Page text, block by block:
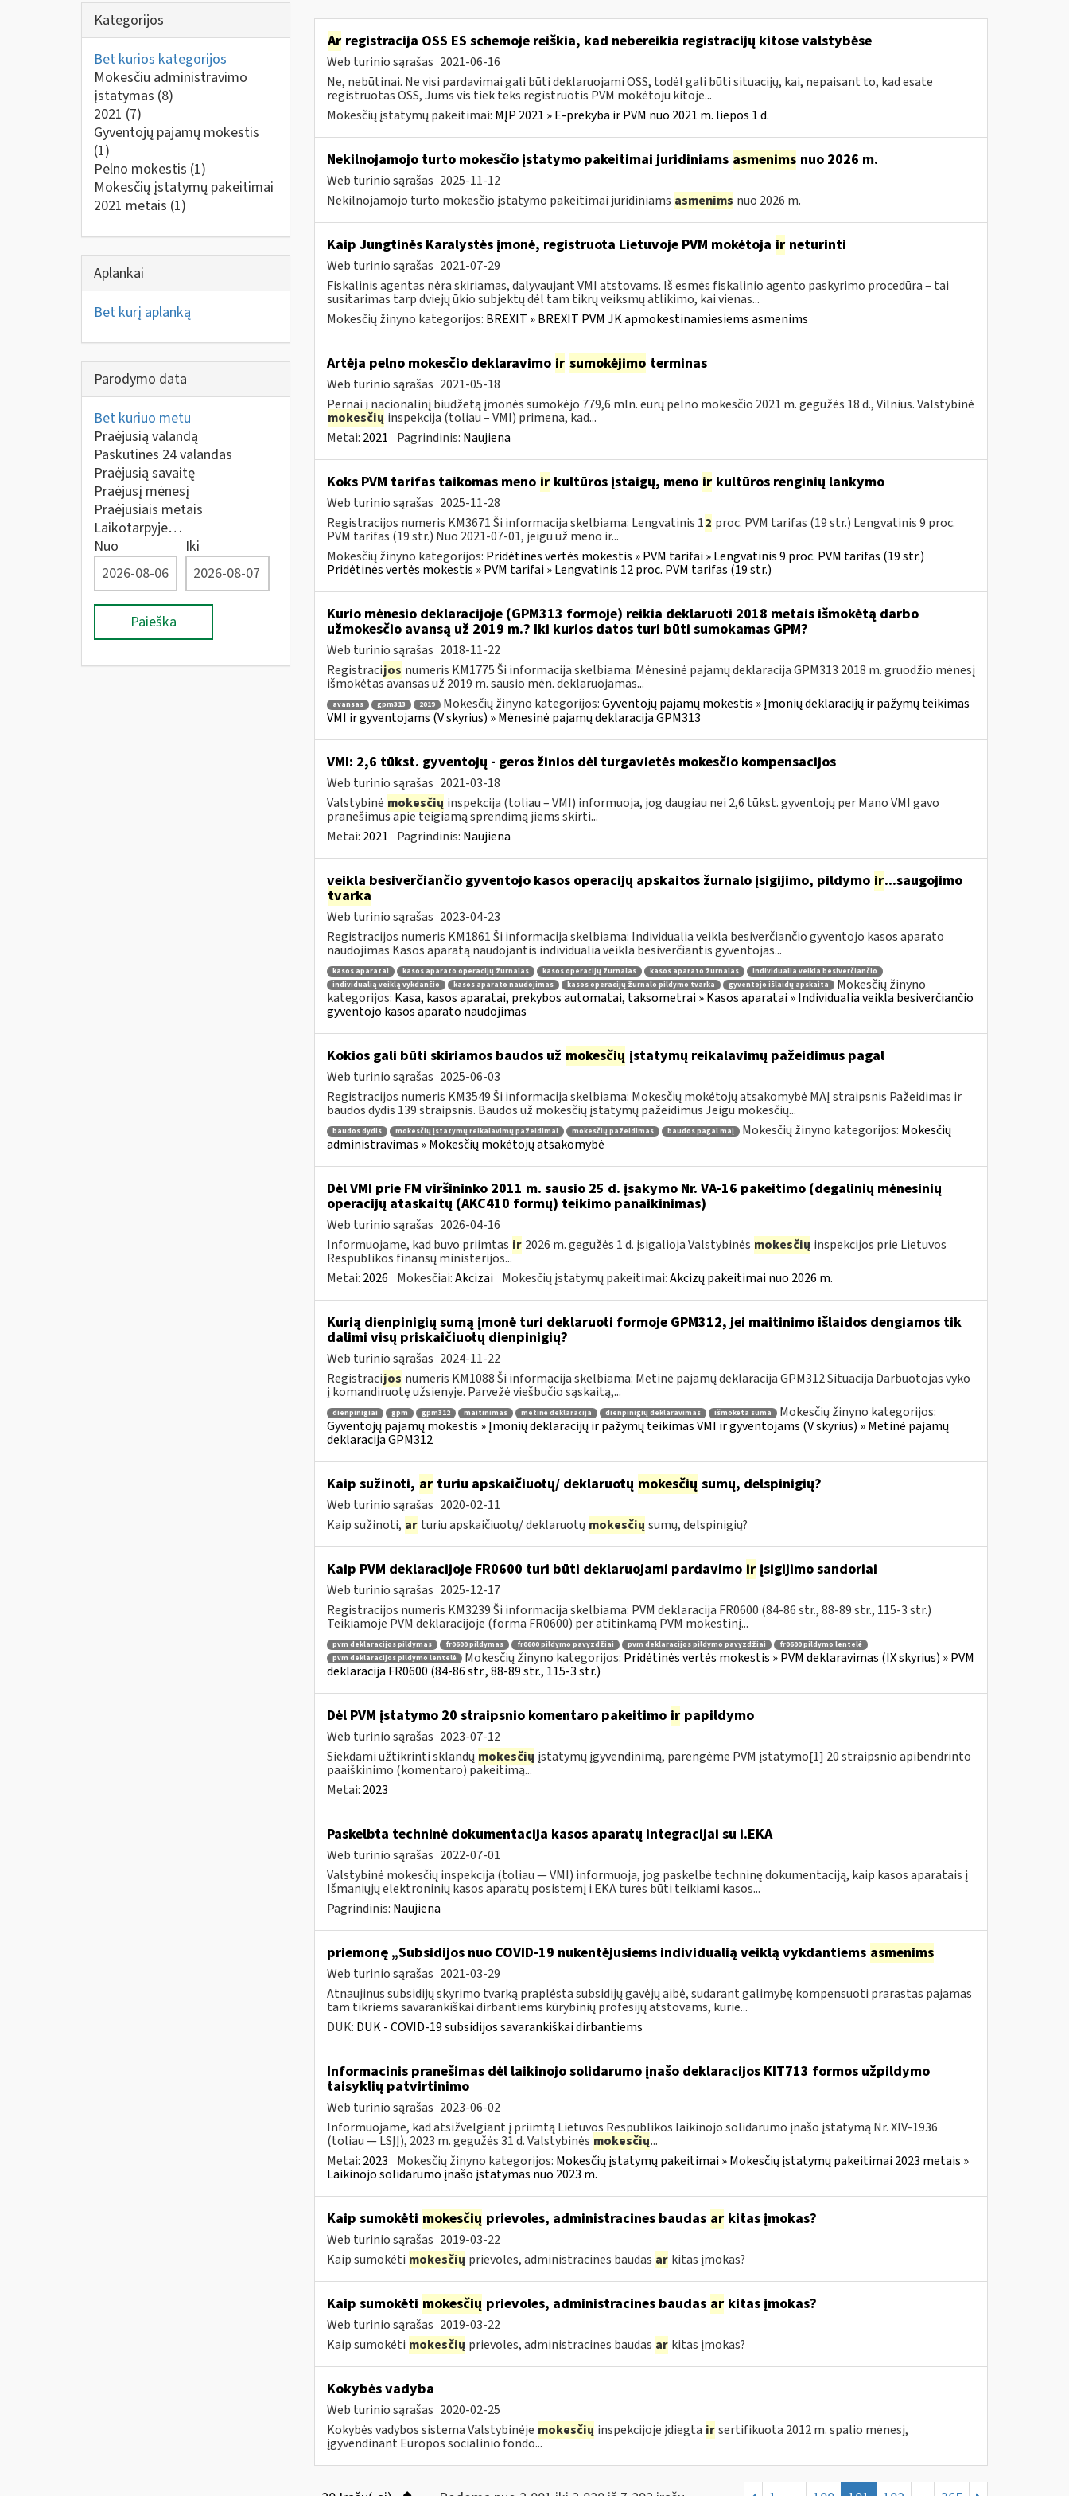
Kategorijos
Bet kurios kategorijos
Mokesčiu administravimo
įstatymas (8)
2021 (7)
Gyventojų pajamų mokestis
(1)
Pelno mokestis (1)
Mokesčių įstatymų pakeitimai
2021 metais (1)
Aplankai
Bet kurį aplanką
Parodymo data
Bet kuriuo metu
Praėjusią valandą
Paskutines 24 valandas
Praėjusią savaitę
Praėjusį mėnesį
Praėjusiais metais
Laikotarpyje…
Nuo
Iki
Paieška
Arregistracija OSS ES schemoje reiškia, kad nebereikia registracijų kitose valstybėse
Web turinio sąrašas 2021-06-16
Ne, nebūtinai. Ne visi pardavimai gali būti deklaruojami OSS, todėl gali būti situacijų, kai, nepaisant to, kad esate
registruotas OSS, Jums vis tiek teks registruotis PVM mokėtoju kitoje...
Mokesčių įstatymų pakeitimai: MĮP 2021 » E-prekyba ir PVM nuo 2021 m. liepos 1 d.
Nekilnojamojo turto mokesčio įstatymo pakeitimai juridiniams asmenims nuo 2026 m.
Web turinio sąrašas 2025-11-12
Nekilnojamojo turto mokesčio įstatymo pakeitimai juridiniams asmenims nuo 2026 m.
Kaip Jungtinės Karalystės įmonė, registruota Lietuvoje PVM mokėtoja irneturinti
Web turinio sąrašas 2021-07-29
Fiskalinis agentas nėra skiriamas, dalyvaujant VMI atstovams. Iš esmės fiskalinio agento paskyrimo procedūra – tai
susitarimas tarp dviejų ūkio subjektų dėl tam tikrų veiksmų atlikimo, kai vienas...
Mokesčių žinyno kategorijos: BREXIT » BREXIT PVM JK apmokestinamiesiems asmenims
Artėja pelno mokesčio deklaravimo ir sumokėjimo terminas
Web turinio sąrašas 2021-05-18
Pernai į nacionalinį biudžetą įmonės sumokėjo 779,6 mln. eurų pelno mokesčio 2021 m. gegužės 18 d., Vilnius. Valstybinė
mokesčių inspekcija (toliau – VMI) primena, kad...
Metai: 2021 Pagrindinis: Naujiena
Koks PVM tarifas taikomas meno irkultūros įstaigų, meno irkultūros renginių lankymo
Web turinio sąrašas 2025-11-28
Registracijos numeris KM3671 Ši informacija skelbiama: Lengvatinis 12 proc. PVM tarifas (19 str.) Lengvatinis 9 proc.
PVM tarifas (19 str.) Nuo 2021-07-01, jeigu už meno ir...
Mokesčių žinyno kategorijos: Pridėtinės vertės mokestis » PVM tarifai » Lengvatinis 9 proc. PVM tarifas (19 str.)
Pridėtinės vertės mokestis » PVM tarifai » Lengvatinis 12 proc. PVM tarifas (19 str.)
Kurio mėnesio deklaracijoje (GPM313 formoje) reikia deklaruoti 2018 metais išmokėtą darbo
užmokesčio avansą už 2019 m.? Iki kurios datos turi būti sumokamas GPM?
Web turinio sąrašas 2018-11-22
Registracijos numeris KM1775 Ši informacija skelbiama: Mėnesinė pajamų deklaracija GPM313 2018 m. gruodžio mėnesį
išmokėtas avansas už 2019 m. sausio mėn. deklaruojamas...
avansas gpm313 2019 Mokesčių žinyno kategorijos:Gyventojų pajamų mokestis » Įmonių deklaracijų ir pažymų teikimas
VMI ir gyventojams (V skyrius) » Mėnesinė pajamų deklaracija GPM313
VMI: 2,6 tūkst. gyventojų - geros žinios dėl turgavietės mokesčio kompensacijos
Web turinio sąrašas 2021-03-18
Valstybinė mokesčių inspekcija (toliau – VMI) informuoja, jog daugiau nei 2,6 tūkst. gyventojų per Mano VMI gavo
pranešimus apie teigiamą sprendimą jiems skirti...
Metai: 2021 Pagrindinis: Naujiena
veikla besiverčiančio gyventojo kasos operacijų apskaitos žurnalo įsigijimo, pildymo ir...saugojimo
tvarka
Web turinio sąrašas 2023-04-23
Registracijos numeris KM1861 Ši informacija skelbiama: Individualia veikla besiverčiančio gyventojo kasos aparato
naudojimas Kasos aparatą naudojantis individualia veikla besiverčiantis gyventojas...
kasos aparatai kasos aparato operacijų žurnalas kasos operacijų žurnalas kasos aparato žurnalas
individualia veikla besiverčiančio
individualią veiklą vykdančio
kasos aparato naudojimas kasos operacijų žurnalo pildymo tvarka gyventojo išlaidų apskaita
Mokesčių žinyno
kategorijos: Kasa, kasos aparatai, prekybos automatai, taksometrai » Kasos aparatai » Individualia veikla besiverčiančio
gyventojo kasos aparato naudojimas
Kokios gali būti skiriamos baudos už mokesčių įstatymų reikalavimų pažeidimus pagal
Web turinio sąrašas 2025-06-03
Registracijos numeris KM3549 Ši informacija skelbiama: Mokesčių mokėtojų atsakomybė MAĮ straipsnis Pažeidimas ir
baudos dydis 139 straipsnis. Baudos už mokesčių įstatymų pažeidimus Jeigu mokesčių...
baudos dydis mokesčių įstatymų reikalavimų pažeidimai mokesčių pažeidimas baudos pagal maį Mokesčių žinyno kategorijos: Mokesčių
administravimas » Mokesčių mokėtojų atsakomybė
Dėl VMI prie FM viršininko 2011 m. sausio 25 d. įsakymo Nr. VA-16 pakeitimo (degalinių mėnesinių
operacijų ataskaitų (AKC410 formų) teikimo panaikinimas)
Web turinio sąrašas 2026-04-16
Informuojame, kad buvo priimtas ir 2026 m. gegužės 1 d. įsigalioja Valstybinės mokesčių inspekcijos prie Lietuvos
Respublikos finansų ministerijos...
Metai: 2026 Mokesčiai:Akcizai Mokesčių įstatymų pakeitimai:Akcizų pakeitimai nuo 2026 m.
Kurią dienpinigių sumą įmonė turi deklaruoti formoje GPM312, jei maitinimo išlaidos dengiamos tik
dalimi visų priskaičiuotų dienpinigių?
Web turinio sąrašas 2024-11-22
Registracijos numeris KM1088 Ši informacija skelbiama: Metinė pajamų deklaracija GPM312 Situacija Darbuotojas vyko
į komandiruotę užsienyje. Parvežė viešbučio sąskaitą,...
dienpinigiai gpm gpm312 maitinimas metinė deklaracija dienpinigių deklaravimas išmokėta suma
Mokesčių žinyno kategorijos:
Gyventojų pajamų mokestis » Įmonių deklaracijų ir pažymų teikimas VMI ir gyventojams (V skyrius) » Metinė pajamų
deklaracija GPM312
Kaip sužinoti, arturiu apskaičiuotų/ deklaruotų mokesčių sumų, delspinigių?
Web turinio sąrašas 2020-02-11
Kaip sužinoti, ar turiu apskaičiuotų/ deklaruotų mokesčių sumų, delspinigių?
Kaip PVM deklaracijoje FR0600 turi būti deklaruojami pardavimo irįsigijimo sandoriai
Web turinio sąrašas 2025-12-17
Registracijos numeris KM3239 Ši informacija skelbiama: PVM deklaracija FR0600 (84-86 str., 88-89 str., 115-3 str.)
Teikiamoje PVM deklaracijoje (forma FR0600) per atitinkamą PVM mokestinį...
pvm deklaracijos pildymas fr0600 pildymas fr0600 pildymo pavyzdžiai pvm deklaracijos pildymo pavyzdžiai
fr0600 pildymo lentelė
pvm deklaracijos pildymo lentelė
Mokesčių žinyno kategorijos: Pridėtinės vertės mokestis » PVM deklaravimas (IX skyrius) » PVM
deklaracija FR0600 (84-86 str., 88-89 str., 115-3 str.)
Dėl PVM įstatymo 20 straipsnio komentaro pakeitimo irpapildymo
Web turinio sąrašas 2023-07-12
Siekdami užtikrinti sklandų mokesčių įstatymų įgyvendinimą, parengėme PVM įstatymo[1] 20 straipsnio apibendrinto
paaiškinimo (komentaro) pakeitimą...
Metai: 2023
Paskelbta techninė dokumentacija kasos aparatų integracijai su i.EKA
Web turinio sąrašas 2022-07-01
Valstybinė mokesčių inspekcija (toliau — VMI) informuoja, jog paskelbė techninę dokumentaciją, kaip kasos aparatais į
Išmaniųjų elektroninių kasos aparatų posistemį i.EKA turės būti teikiami kasos...
Pagrindinis: Naujiena
priemonę „Subsidijos nuo COVID-19 nukentėjusiems individualią veiklą vykdantiems asmenims
Web turinio sąrašas 2021-03-29
Atnaujinus subsidijų skyrimo tvarką praplėsta subsidijų gavėjų aibė, sudarant galimybę kompensuoti prarastas pajamas
tam tikriems savarankiškai dirbantiems kūrybinių profesijų atstovams, kurie...
DUK: DUK - COVID-19 subsidijos savarankiškai dirbantiems
Informacinis pranešimas dėl laikinojo solidarumo įnašo deklaracijos KIT713 formos užpildymo
taisyklių patvirtinimo
Web turinio sąrašas 2023-06-02
Informuojame, kad atsižvelgiant į priimtą Lietuvos Respublikos laikinojo solidarumo įnašo įstatymą Nr. XIV-1936
(toliau — LSĮĮ), 2023 m. gegužės 31 d. Valstybinės mokesčių...
Metai: 2023 Mokesčių žinyno kategorijos: Mokesčių įstatymų pakeitimai » Mokesčių įstatymų pakeitimai 2023 metais »
Laikinojo solidarumo įnašo įstatymas nuo 2023 m.
Kaip sumokėti mokesčių prievoles, administracines baudas arkitas įmokas?
Web turinio sąrašas 2019-03-22
Kaip sumokėti mokesčių prievoles, administracines baudas ar kitas įmokas?
Kaip sumokėti mokesčių prievoles, administracines baudas arkitas įmokas?
Web turinio sąrašas 2019-03-22
Kaip sumokėti mokesčių prievoles, administracines baudas ar kitas įmokas?
Kokybės vadyba
Web turinio sąrašas 2020-02-25
Kokybės vadybos sistema Valstybinėje mokesčių inspekcijoje įdiegta ir sertifikuota 2012 m. spalio mėnesį,
įgyvendinant Europos socialinio fondo...